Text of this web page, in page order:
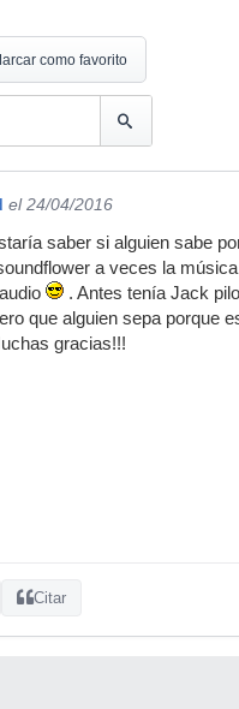
como favorito
el 24/04/2016
saber si alguien sabe
a veces la
. Antes tenía Jack
que alguien sepa porque
gracias!!!
Citar